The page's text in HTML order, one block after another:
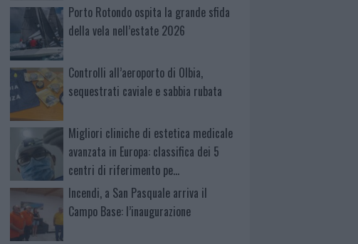
Porto Rotondo ospita la grande sfida
della vela nell’estate 2026
Controlli all’aeroporto di Olbia,
sequestrati caviale e sabbia rubata
Migliori cliniche di estetica medicale
avanzata in Europa: classifica dei 5
centri di riferimento pe…
Incendi, a San Pasquale arriva il
Campo Base: l’inaugurazione